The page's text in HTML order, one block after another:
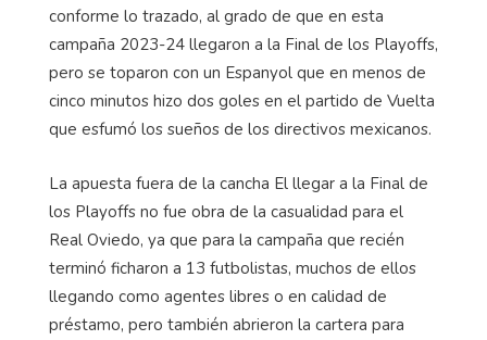
conforme lo trazado, al grado de que en esta
campaña 2023-24 llegaron a la Final de los Playoffs,
pero se toparon con un Espanyol que en menos de
cinco minutos hizo dos goles en el partido de Vuelta
que esfumó los sueños de los directivos mexicanos.
La apuesta fuera de la cancha El llegar a la Final de
los Playoffs no fue obra de la casualidad para el
Real Oviedo, ya que para la campaña que recién
terminó ficharon a 13 futbolistas, muchos de ellos
llegando como agentes libres o en calidad de
préstamo, pero también abrieron la cartera para